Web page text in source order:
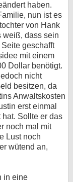
haben.
nun ist es
von Hank
weiß, dass sein
geschafft
mit einem
Dollar benötigt.
nicht
besitzen, da
Anwaltskosten
erst einmal
hat. Sollte er das
noch mal mit
Lust noch
wütend an,
in eine